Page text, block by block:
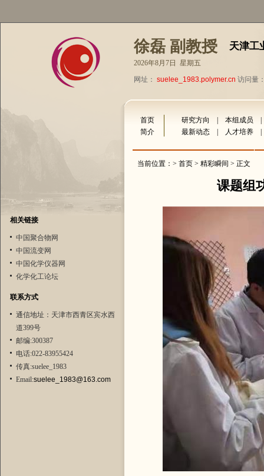
徐磊 副教授 天津工
2026年8月7日 星期五
网址： suelee_1983.polymer.cn 访问量
相关链接
中国聚合物网
中国流变网
中国化学仪器网
化学化工论坛
联系方式
通信地址：天津市西青区宾水西
道399号
邮编:300387
电话:022-83955424
传真:suelee_1983
Email:suelee_1983@163.com
首页 研究方向 本组成员
简介
最新动态 人才培养
当前位置：> 首页 > 精彩瞬间 > 正文
课题组